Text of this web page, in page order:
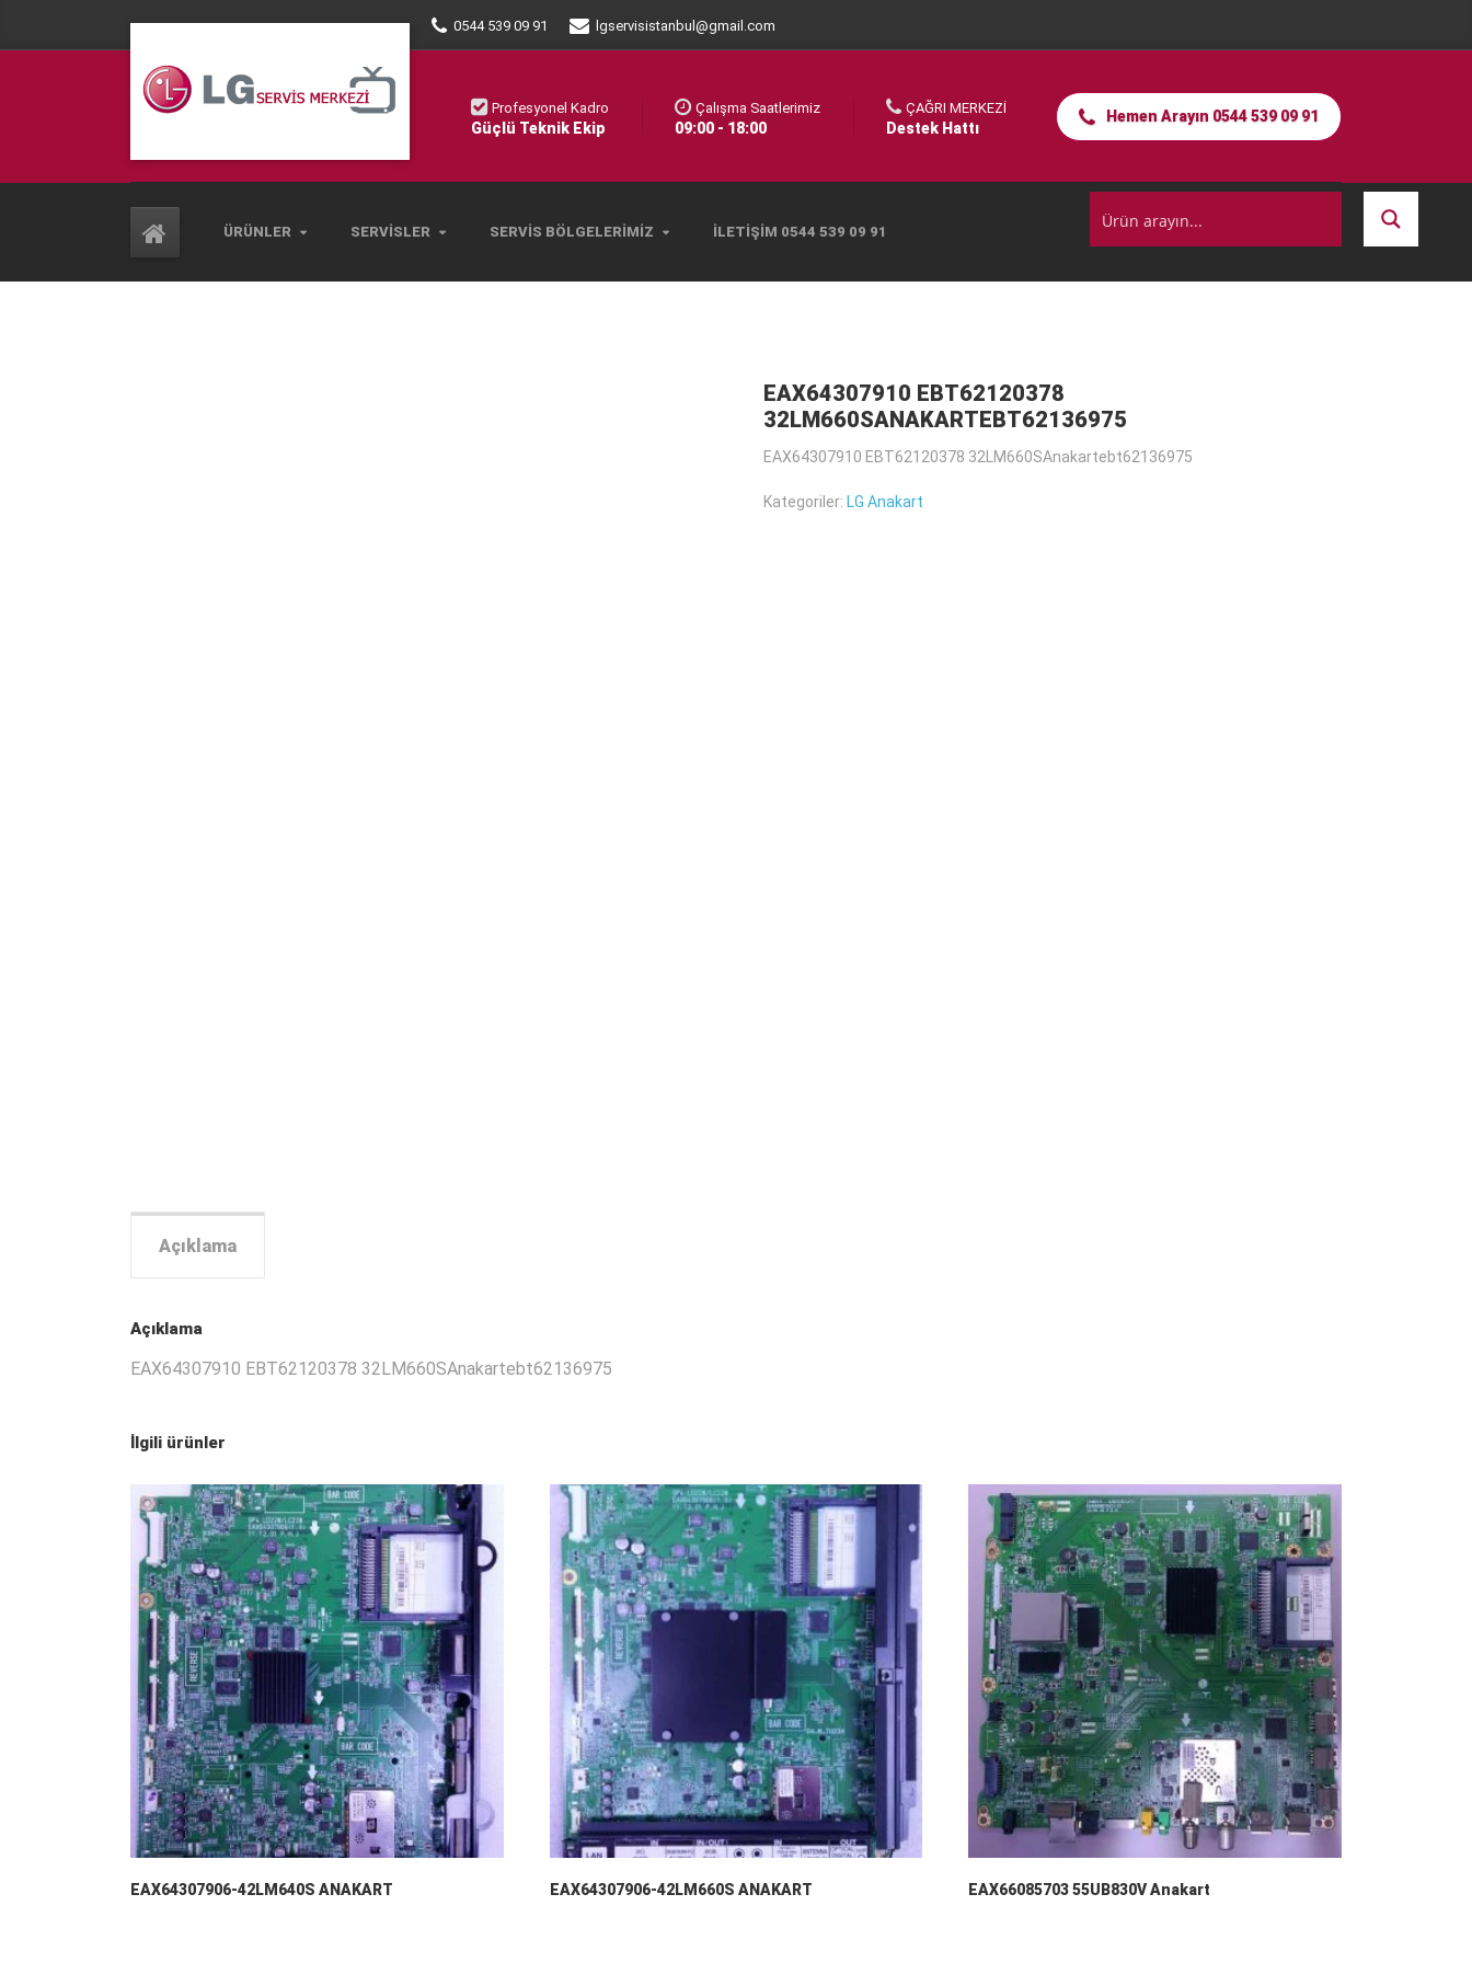
0544 539 09 91 lgservisistanbul@gmail.com
ÜRÜNLER SERVISLER SERVIS BÖLGELERIMIZ İLETIŞIM 0544 539 09 91
Profesyonel Kadro
Güçlü Teknik Ekip
Çalışma Saatlerimiz
09:00 - 18:00
ÇAĞRI MERKEZİ
Destek Hattı
Hemen Arayın 0544 539 09 91
EAX64307910 EBT62120378
32LM660SANAKARTEBT62136975
EAX64307910 EBT62120378 32LM660SAnakartebt62136975
Kategoriler: LG Anakart
Açıklama
Açıklama
EAX64307910 EBT62120378 32LM660SAnakartebt62136975
İlgili ürünler
EAX64307906-42LM640S ANAKART EAX64307906-42LM660S ANAKART EAX66085703 55UB830V Anakart